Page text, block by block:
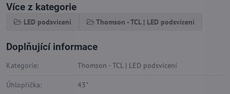
Více z kategorie
LED podsvícení Thomson - TCL | LED podsvícení
Doplňující informace
Kategorie: Thomson - TCL | LED podsvícení
Úhlopříčka: 43"